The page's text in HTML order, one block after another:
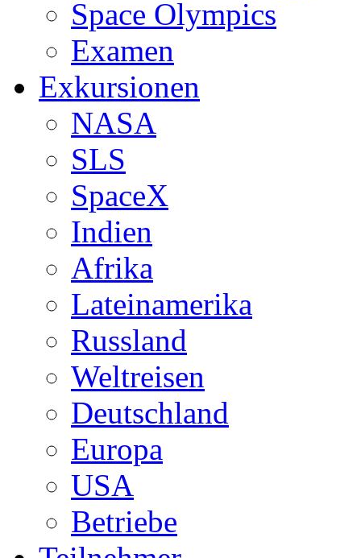
Space Olympics
Examen
Exkursionen
NASA
SLS
SpaceX
Indien
Afrika
Lateinamerika
Russland
Weltreisen
Deutschland
Europa
USA
Betriebe